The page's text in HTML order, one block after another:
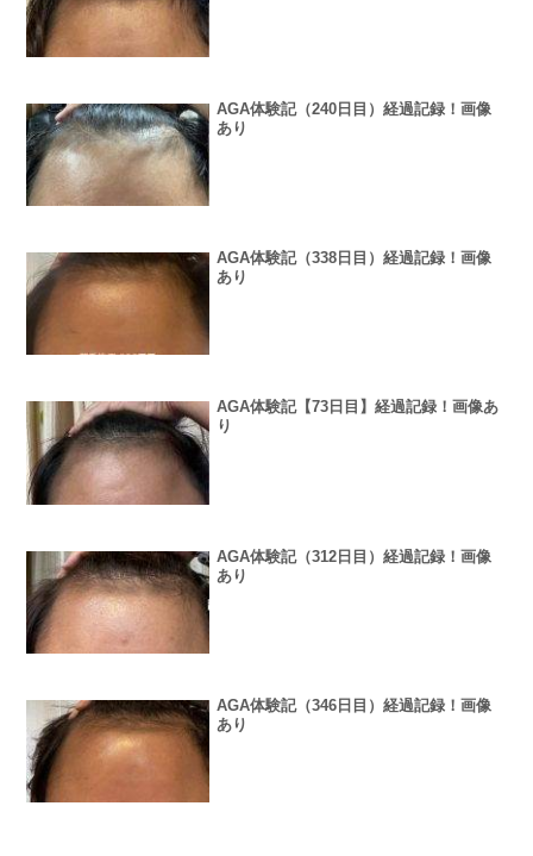
AGA体験記（240日目）経過記録！画像
あり
AGA体験記（338日目）経過記録！画像
あり
AGA体験記【73日目】経過記録！画像あ
り
AGA体験記（312日目）経過記録！画像
あり
AGA体験記（346日目）経過記録！画像
あり